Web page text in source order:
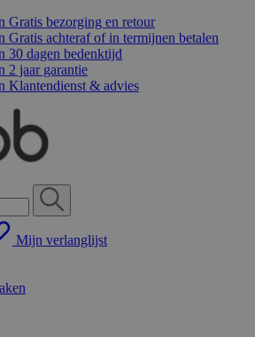
Gratis bezorging en retour
Gratis achteraf of in termijnen betalen
30 dagen bedenktijd
2 jaar garantie
Klantendienst & advies
Mijn verlanglijst